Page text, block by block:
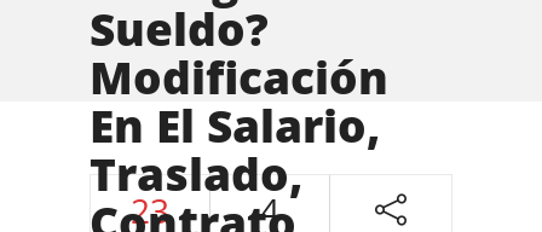
Sueldo?
Modificación
En El Salario,
Traslado,
23 4